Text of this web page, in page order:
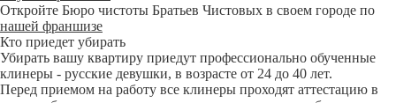
Откройте Бюро чистоты Братьев Чистовых в своем городе по
нашей франшизе
Кто приедет убирать
Убирать вашу квартиру приедут профессионально обученные
клинеры - русские девушки, в возрасте от 24 до 40 лет.
Перед приемом на работу все клинеры проходят аттестацию в